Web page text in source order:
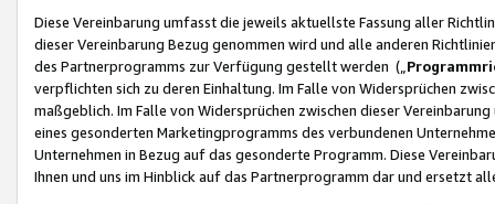
Diese Vereinbarung umfasst die jeweils aktuellste Fassung aller
dieser Vereinbarung Bezug genommen wird und alle anderen
des Partnerprogramms zur Verfügung gestellt werden („
verpflichten sich zu deren Einhaltung. Im Falle von Widersprüchen
maßgeblich. Im Falle von Widersprüchen zwischen dieser
eines gesonderten Marketingprogramms des verbundenen
Unternehmen in Bezug auf das gesonderte Programm. Diese
Ihnen und uns im Hinblick auf das Partnerprogramm dar und ersetzt